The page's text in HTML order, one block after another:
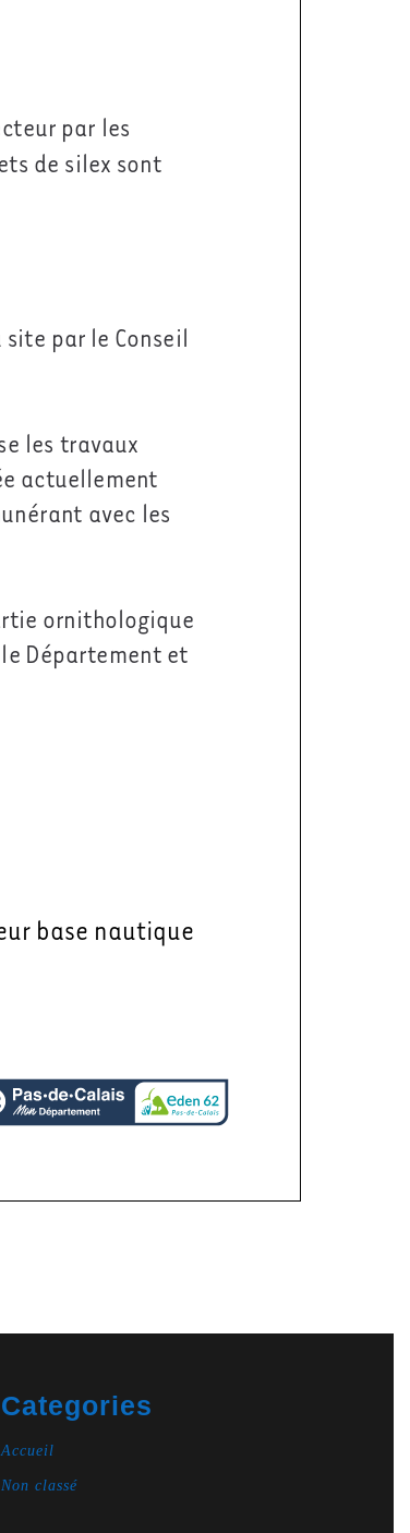
Categories
Accueil
Non classé